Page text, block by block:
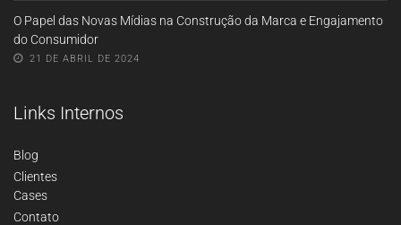
O Papel das Novas Mídias na Construção da Marca e Engajamento
do Consumidor
21 DE ABRIL DE 2024
Links Internos
Blog
Clientes
Cases
Contato